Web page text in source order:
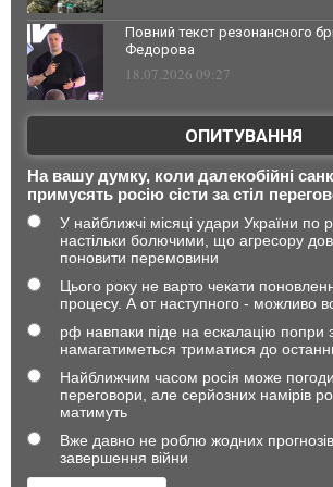
Повний текст резонансного
Федорова
18.07.2026 09:27
ОПИТУВАННЯ
На вашу думку, коли далекобійні
примусять росію сісти за стіл
У найближчі місяці удари України по
настільки болючими, що агресору
поновити перемовини
Цього року не варто чекати
процесу. А от наступного - можливо
рф навпаки піде на ескалацію попри
намагатиметься триматися до
Найближчим часом росія може
переговори, але серйозних намірів
матимуть
Вже давно не роблю жодних
завершення війни